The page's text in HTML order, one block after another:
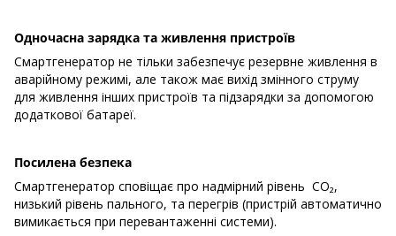
Одночасна зарядка та живлення пристроїв
Смартгенератор не тільки забезпечує резервне живлення в
аварійному режимі, але також має вихід змінного струму
для живлення інших пристроїв та підзарядки за допомогою
додаткової батареї.
Посилена безпека
Смартгенератор сповіщає про надмірний рівень CO₂,
низький рівень пального, та перегрів (пристрій автоматично
вимикається при перевантаженні системи).